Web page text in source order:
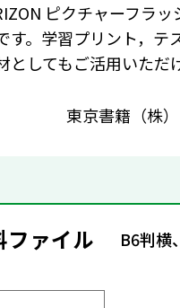
ピクチャーフラ
す。学習プリント，テ
としてもご活用いただ
東京書籍（株
ファイル B6判横